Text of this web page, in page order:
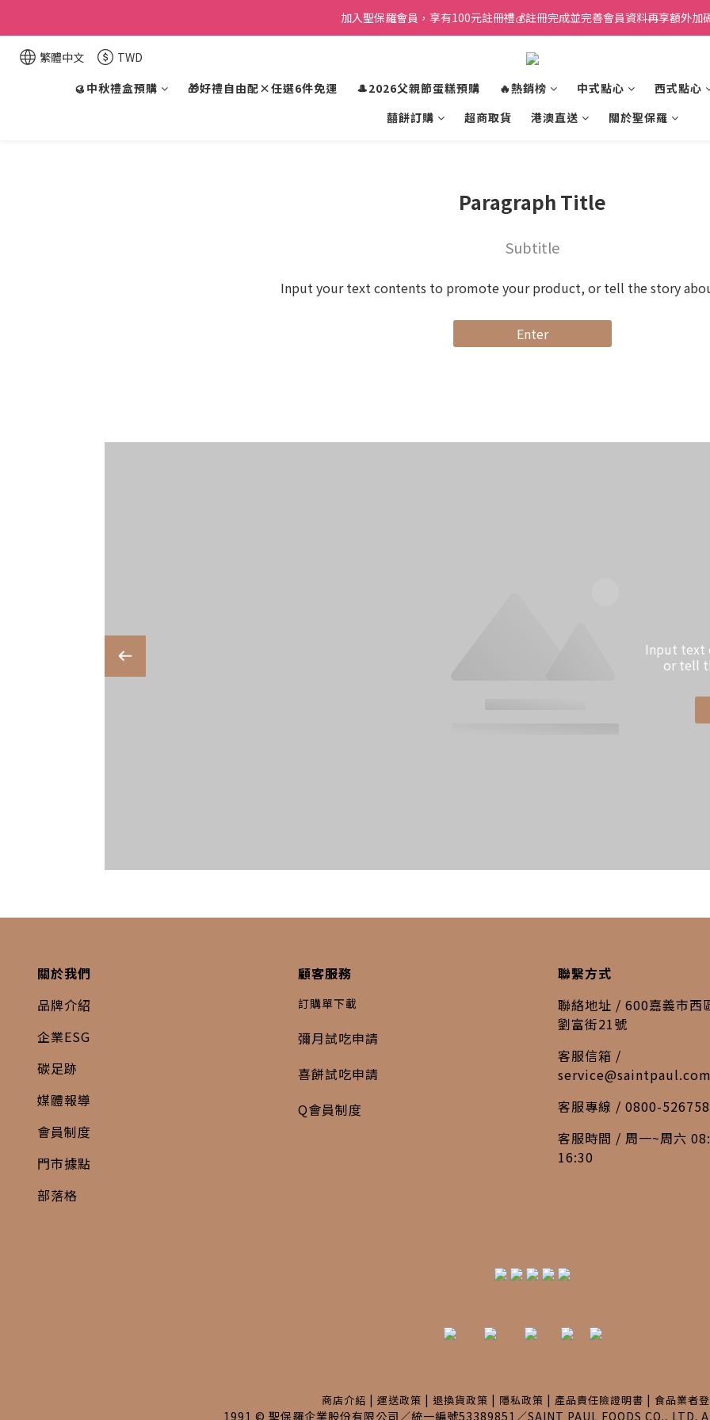
加入聖保羅會員，享有100元註冊禮💰註冊完成並完善會員資料再享額外加
繁體中文 TWD
🥮中秋禮盒預購
🎁好禮自由配×任選6件免運 🎩2026父親節蛋糕預購 🔥熱銷榜 中式點心 西式點心
囍餅訂購
超商取貨 港澳直送 關於聖保羅
Paragraph Title
Subtitle
Input your text contents to promote your product, or tell the story
Enter
Input text
or tell
關於我們
品牌介紹
企業ESG
碳足跡
媒體報導
會員制度
門市據點
部落格
顧客服務
訂購單下載
彌月試吃申請
喜餅試吃申請
Q會員制度
聯繫方式
聯絡地址 / 600嘉義市西
劉富街21號
客服信箱 /
客服專線 / 0800-526758
客服時間 / 周一~周六
16:30
商店介紹 | 運送政策 | 退換貨政策 | 隱私政策 | 產品責任險證明書 | 食品業者
1991 © 聖保羅企業股份有限公司／統一編號53389851／SAINT PAUL FOODS CO., LTD.